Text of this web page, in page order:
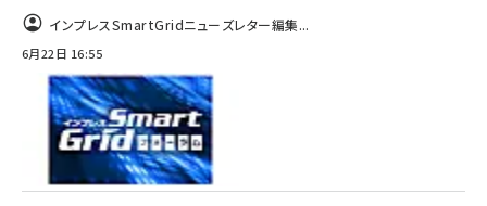
インプレスSmartGridニューズレター編集...
6月22日 16:55